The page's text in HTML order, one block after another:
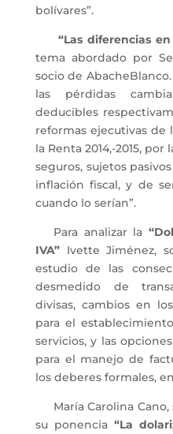
bolívares”.
“Las diferencias en
tema abordado por
socio de AbacheBlanco
las pérdidas
deducibles
reformas ejecutivas de
la Renta 2014,-2015,
seguros, sujetos
inflación fiscal, y de
cuando lo serían”.
Para analizar la
IVA” Ivette Jiménez,
estudio de las
desmedido de
divisas, cambios en
para el
servicios, y las
para el manejo de
los deberes formales,
María Carolina Cano,
su ponencia“La